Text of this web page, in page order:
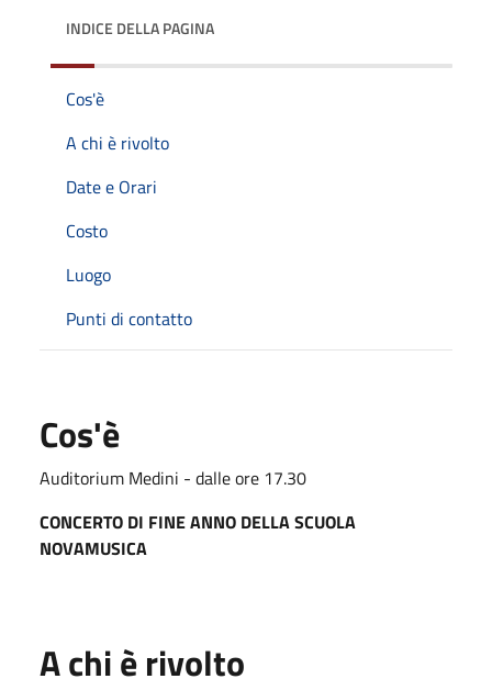
INDICE DELLA PAGINA
Cos'è
A chi è rivolto
Date e Orari
Costo
Luogo
Punti di contatto
Cos'è
Auditorium Medini - dalle ore 17.30
CONCERTO DI FINE ANNO DELLA SCUOLA
NOVAMUSICA
A chi è rivolto